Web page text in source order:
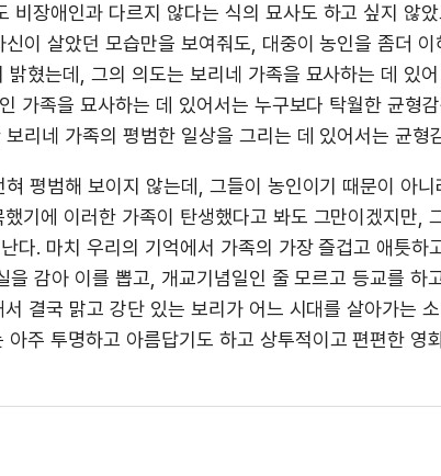
비장애인과 다르지 않다는 식의 묘사도 하고 싶지 않
이 살았던 모습만을 보여줘도, 대중이 농인을 좀더
밝혔는데, 그의 의도는 보리네 가족을 묘사하는 데 있
가족을 묘사하는 데 있어서는 누구보다 탁월한 균형
리네 가족의 평범한 일상을 그리는 데 있어서는 균형
평범해 보이지 않는데, 그들이 농인이기 때문이 아니
기에 이러한 가족이 탄생했다고 봐도 그만이겠지만,
다. 마치 우리의 기억에서 가족의 가장 즐겁고 애틋하
을 감아 이를 뽑고, 개교기념일인 줄 모르고 등교를 하
결국 맑고 강단 있는 보리가 어느 시대를 살아가는
아주 투명하고 아름답기도 하고 상투적이고 편편한 영